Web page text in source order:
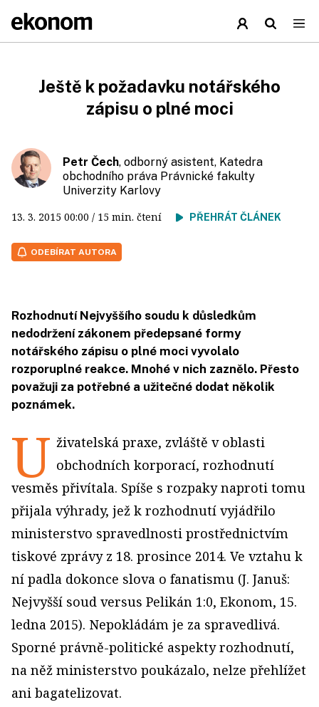
Ještě k požadavku notářského
zápisu o plné moci
Petr Čech, odborný asistent, Katedra
obchodního práva Právnické fakulty
Univerzity Karlovy
13. 3. 2015 00:00 / 15 min. čtení PŘEHRÁT ČLÁNEK
ODEBÍRAT AUTORA
Rozhodnutí Nejvyššího soudu k důsledkům
nedodržení zákonem předepsané formy
notářského zápisu o plné moci vyvolalo
rozporuplné reakce. Mnohé v nich zaznělo. Přesto
považuji za potřebné a užitečné dodat několik
poznámek.
U živatelská praxe, zvláště v oblasti
obchodních korporací, rozhodnutí
vesměs přivítala. Spíše s rozpaky naproti tomu
přijala výhrady, jež k rozhodnutí vyjádřilo
ministerstvo spravedlnosti prostřednictvím
tiskové zprávy z 18. prosince 2014. Ve vztahu k
ní padla dokonce slova o fanatismu (J. Januš:
Nejvyšší soud versus Pelikán 1:0, Ekonom, 15.
ledna 2015). Nepokládám je za spravedlivá.
Sporné právně-politické aspekty rozhodnutí,
na něž ministerstvo poukázalo, nelze přehlížet
ani bagatelizovat.